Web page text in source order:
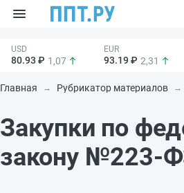
80.93 ₽ 1,07 93.19 ₽ 2,31
Главная Рубрикатор материалов
Закупки по
закону №223-